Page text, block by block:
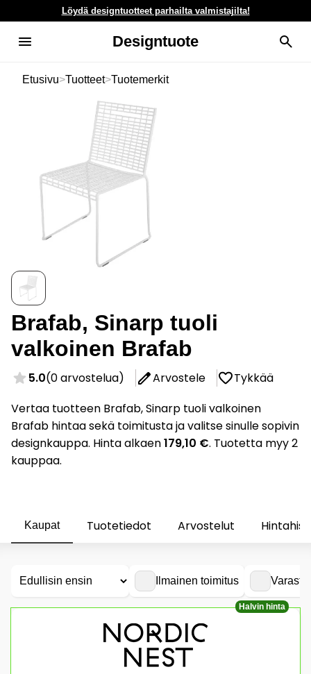
Löydä designtuotteet parhailta valmistajilta!
Designtuote
Etusivu>Tuotteet>Tuotemerkit
Brafab, Sinarp tuoli
valkoinen Brafab
5.0(0 arvostelua) Arvostele
Tykkää
Vertaa tuotteen Brafab, Sinarp tuoli valkoinen
Brafab hintaa sekä toimitusta ja valitse sinulle sopivin
designkauppa. Hinta alkaen179,10 €. Tuotetta myy 2
kauppaa.
Kaupat Tuotetiedot Arvostelut
Ilmainen toimitus
Halvin hinta